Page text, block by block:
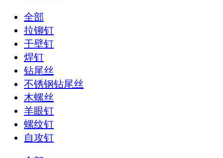
全部
拉铆钉
干壁钉
焊钉
钻尾丝
不锈钢钻尾丝
木螺丝
羊眼钉
螺纹钉
自攻钉